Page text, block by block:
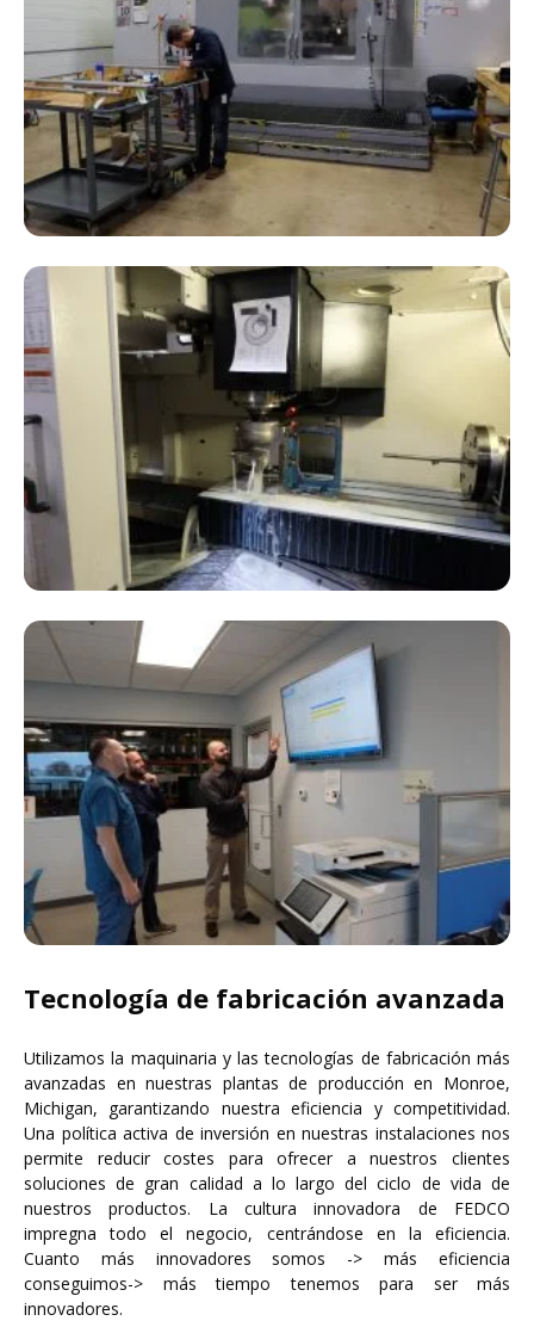
Tecnología de fabricación avanzada
Utilizamos la maquinaria y las tecnologías de fabricación más
avanzadas en nuestras plantas de producción en Monroe,
Michigan, garantizando nuestra eficiencia y competitividad.
Una política activa de inversión en nuestras instalaciones nos
permite reducir costes para ofrecer a nuestros clientes
soluciones de gran calidad a lo largo del ciclo de vida de
nuestros productos. La cultura innovadora de FEDCO
impregna todo el negocio, centrándose en la eficiencia.
Cuanto más innovadores somos -> más eficiencia
conseguimos-> más tiempo tenemos para ser más
innovadores.